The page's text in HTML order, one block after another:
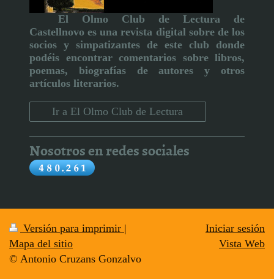
El Olmo Club de Lectura de
Castellnovo es una revista digital sobre de los
socios y simpatizantes de este club donde
podéis encontrar comentarios sobre libros,
poemas, biografías de autores y otros
artículos literarios.
Ir a El Olmo Club de Lectura
Nosotros en redes sociales
Versión para imprimir |
Mapa del sitio
© Antonio Cruzans Gonzalvo
Iniciar sesión
Vista Web